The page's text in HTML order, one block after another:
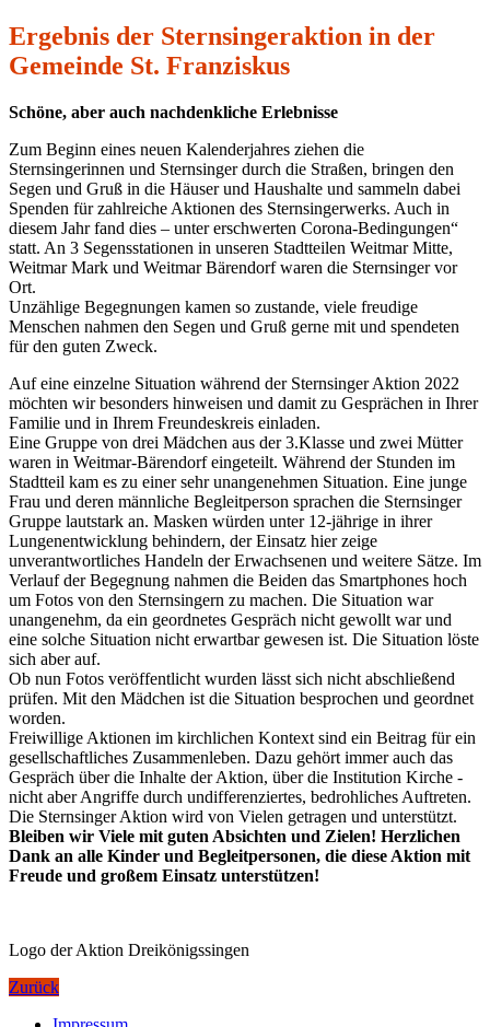
Ergebnis der Sternsingeraktion in der
Gemeinde St. Franziskus
Schöne, aber auch nachdenkliche Erlebnisse
Zum Beginn eines neuen Kalenderjahres ziehen die
Sternsingerinnen und Sternsinger durch die Straßen, bringen den
Segen und Gruß in die Häuser und Haushalte und sammeln dabei
Spenden für zahlreiche Aktionen des Sternsingerwerks. Auch in
diesem Jahr fand dies – unter erschwerten Corona-Bedingungen“
statt. An 3 Segensstationen in unseren Stadtteilen Weitmar Mitte,
Weitmar Mark und Weitmar Bärendorf waren die Sternsinger vor
Ort.
Unzählige Begegnungen kamen so zustande, viele freudige
Menschen nahmen den Segen und Gruß gerne mit und spendeten
für den guten Zweck.
Auf eine einzelne Situation während der Sternsinger Aktion 2022
möchten wir besonders hinweisen und damit zu Gesprächen in Ihrer
Familie und in Ihrem Freundeskreis einladen.
Eine Gruppe von drei Mädchen aus der 3.Klasse und zwei Mütter
waren in Weitmar-Bärendorf eingeteilt. Während der Stunden im
Stadtteil kam es zu einer sehr unangenehmen Situation. Eine junge
Frau und deren männliche Begleitperson sprachen die Sternsinger
Gruppe lautstark an. Masken würden unter 12-jährige in ihrer
Lungenentwicklung behindern, der Einsatz hier zeige
unverantwortliches Handeln der Erwachsenen und weitere Sätze. Im
Verlauf der Begegnung nahmen die Beiden das Smartphones hoch
um Fotos von den Sternsingern zu machen. Die Situation war
unangenehm, da ein geordnetes Gespräch nicht gewollt war und
eine solche Situation nicht erwartbar gewesen ist. Die Situation löste
sich aber auf.
Ob nun Fotos veröffentlicht wurden lässt sich nicht abschließend
prüfen. Mit den Mädchen ist die Situation besprochen und geordnet
worden.
Freiwillige Aktionen im kirchlichen Kontext sind ein Beitrag für ein
gesellschaftliches Zusammenleben. Dazu gehört immer auch das
Gespräch über die Inhalte der Aktion, über die Institution Kirche -
nicht aber Angriffe durch undifferenziertes, bedrohliches Auftreten.
Die Sternsinger Aktion wird von Vielen getragen und unterstützt.
Bleiben wir Viele mit guten Absichten und Zielen! Herzlichen
Dank an alle Kinder und Begleitpersonen, die diese Aktion mit
Freude und großem Einsatz unterstützen!
Logo der Aktion Dreikönigssingen
Zurück